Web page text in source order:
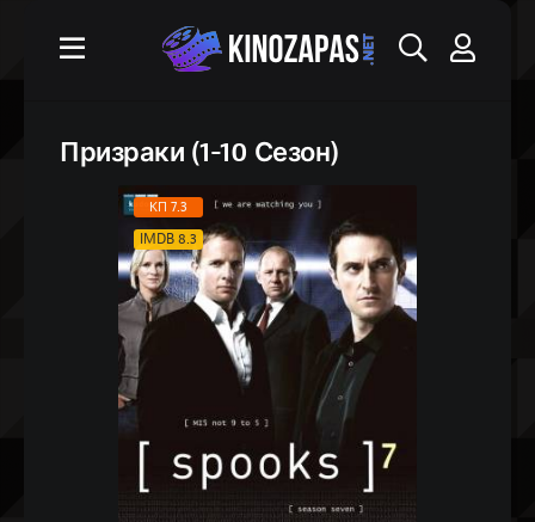
Призраки (1-10 Сезон)
КП 7.3
IMDB 8.3